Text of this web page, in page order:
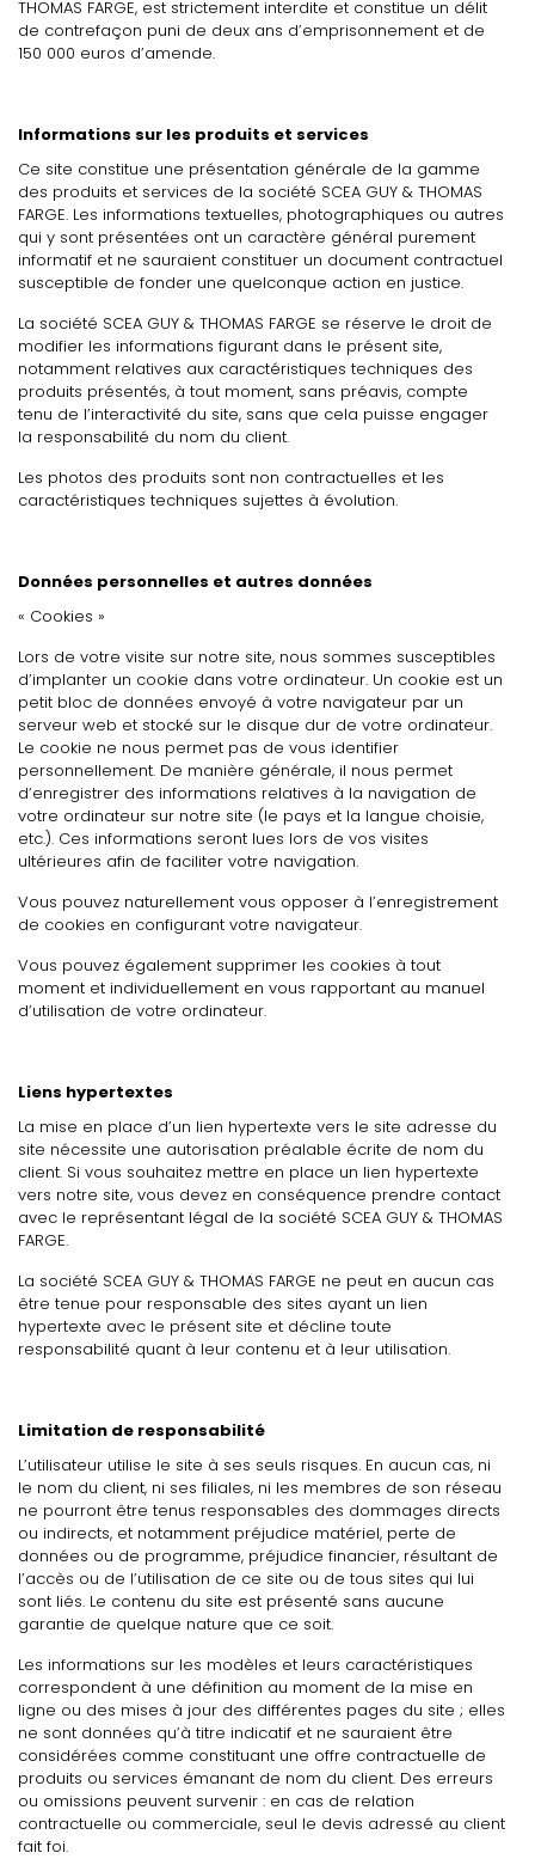
THOMAS FARGE, est strictement interdite et constitue un délit
de contrefaçon puni de deux ans d’emprisonnement et de
150 000 euros d’amende.
Informations sur les produits et services
Ce site constitue une présentation générale de la gamme
des produits et services de la société SCEA GUY & THOMAS
FARGE. Les informations textuelles, photographiques ou autres
qui y sont présentées ont un caractère général purement
informatif et ne sauraient constituer un document contractuel
susceptible de fonder une quelconque action en justice.
La société SCEA GUY & THOMAS FARGE se réserve le droit de
modifier les informations figurant dans le présent site,
notamment relatives aux caractéristiques techniques des
produits présentés, à tout moment, sans préavis, compte
tenu de l’interactivité du site, sans que cela puisse engager
la responsabilité du nom du client.
Les photos des produits sont non contractuelles et les
caractéristiques techniques sujettes à évolution.
Données personnelles et autres données
« Cookies »
Lors de votre visite sur notre site, nous sommes susceptibles
d’implanter un cookie dans votre ordinateur. Un cookie est un
petit bloc de données envoyé à votre navigateur par un
serveur web et stocké sur le disque dur de votre ordinateur.
Le cookie ne nous permet pas de vous identifier
personnellement. De manière générale, il nous permet
d’enregistrer des informations relatives à la navigation de
votre ordinateur sur notre site (le pays et la langue choisie,
etc.). Ces informations seront lues lors de vos visites
ultérieures afin de faciliter votre navigation.
Vous pouvez naturellement vous opposer à l’enregistrement
de cookies en configurant votre navigateur.
Vous pouvez également supprimer les cookies à tout
moment et individuellement en vous rapportant au manuel
d’utilisation de votre ordinateur.
Liens hypertextes
La mise en place d’un lien hypertexte vers le site adresse du
site nécessite une autorisation préalable écrite de nom du
client. Si vous souhaitez mettre en place un lien hypertexte
vers notre site, vous devez en conséquence prendre contact
avec le représentant légal de la société SCEA GUY & THOMAS
FARGE.
La société SCEA GUY & THOMAS FARGE ne peut en aucun cas
être tenue pour responsable des sites ayant un lien
hypertexte avec le présent site et décline toute
responsabilité quant à leur contenu et à leur utilisation.
Limitation de responsabilité
L’utilisateur utilise le site à ses seuls risques. En aucun cas, ni
le nom du client, ni ses filiales, ni les membres de son réseau
ne pourront être tenus responsables des dommages directs
ou indirects, et notamment préjudice matériel, perte de
données ou de programme, préjudice financier, résultant de
l’accès ou de l’utilisation de ce site ou de tous sites qui lui
sont liés. Le contenu du site est présenté sans aucune
garantie de quelque nature que ce soit.
Les informations sur les modèles et leurs caractéristiques
correspondent à une définition au moment de la mise en
ligne ou des mises à jour des différentes pages du site ; elles
ne sont données qu’à titre indicatif et ne sauraient être
considérées comme constituant une offre contractuelle de
produits ou services émanant de nom du client. Des erreurs
ou omissions peuvent survenir : en cas de relation
contractuelle ou commerciale, seul le devis adressé au client
fait foi.